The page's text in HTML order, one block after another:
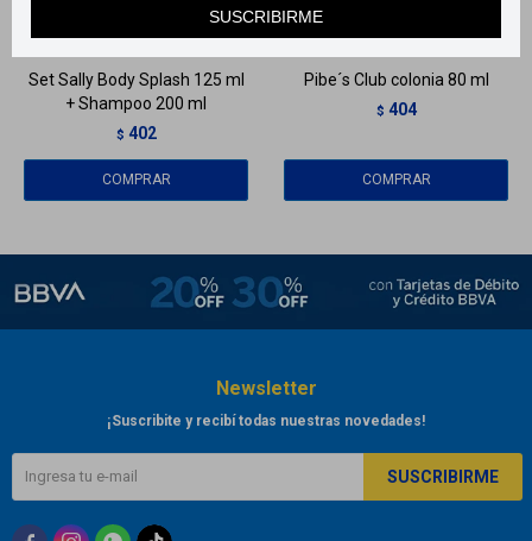
SUSCRIBIRME
Set Sally Body Splash 125 ml
+ Shampoo 200 ml
$ 402
Pibe´s Club colonia 80 ml
$ 404
Newsletter
¡Suscribite y recibí todas nuestras novedades!
SUSCRIBIRME